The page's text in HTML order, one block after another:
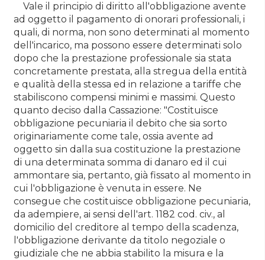
Vale il principio di diritto all'obbligazione avente
ad oggetto il pagamento di onorari professionali, i
quali, di norma, non sono determinati al momento
dell'incarico, ma possono essere determinati solo
dopo che la prestazione professionale sia stata
concretamente prestata, alla stregua della entità
e qualità della stessa ed in relazione a tariffe che
stabiliscono compensi minimi e massimi. Questo
quanto deciso dalla Cassazione: "Costituisce
obbligazione pecuniaria il debito che sia sorto
originariamente come tale, ossia avente ad
oggetto sin dalla sua costituzione la prestazione
di una determinata somma di danaro ed il cui
ammontare sia, pertanto, già fissato al momento in
cui l'obbligazione è venuta in essere. Ne
consegue che costituisce obbligazione pecuniaria,
da adempiere, ai sensi dell'art. 1182 cod. civ., al
domicilio del creditore al tempo della scadenza,
l'obbligazione derivante da titolo negoziale o
giudiziale che ne abbia stabilito la misura e la